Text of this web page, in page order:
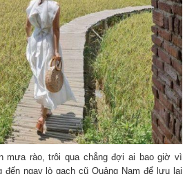
mưa rào, trôi qua chẳng đợi ai bao giờ vì
ngay lò gạch cũ Quảng Nam để lưu lại